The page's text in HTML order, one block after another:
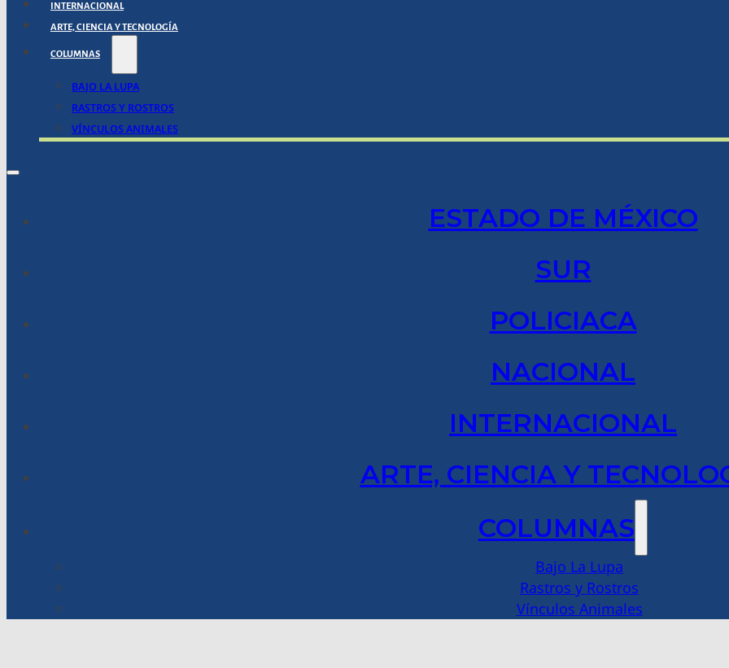
INTERNACIONAL
ARTE, CIENCIA Y TECNOLOGÍA
COLUMNAS
BAJO LA LUPA
RASTROS Y ROSTROS
VÍNCULOS ANIMALES
ESTADO DE MÉXICO
SUR
POLICIACA
NACIONAL
INTERNACIONAL
ARTE, CIENCIA Y
COLUMNAS
Bajo La Lupa
Rastros y Rostros
Vínculos Animales